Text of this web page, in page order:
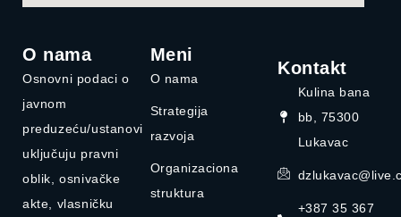
O nama
Osnovni podaci o
javnom
preduzeću/ustanovi
uključuju pravni
oblik, osnivačke
akte, vlasničku
Meni
O nama
Strategija
razvoja
Organizaciona
struktura
Kontakt
Kulina bana
bb, 75300
Lukavac
+387 35 367